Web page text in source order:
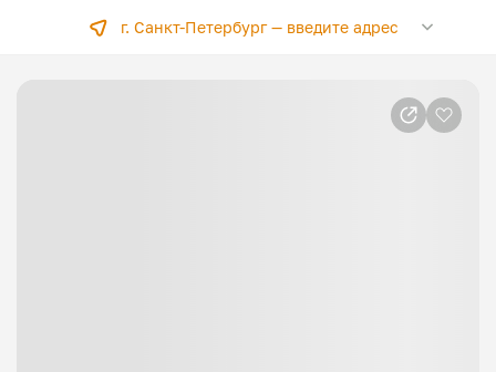
г. Санкт-Петербург —введите адрес